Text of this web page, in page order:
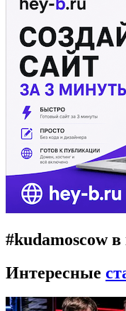
#kudamoscow
Интересные